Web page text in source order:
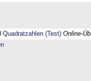
Quadratzahlen (Test) Online-